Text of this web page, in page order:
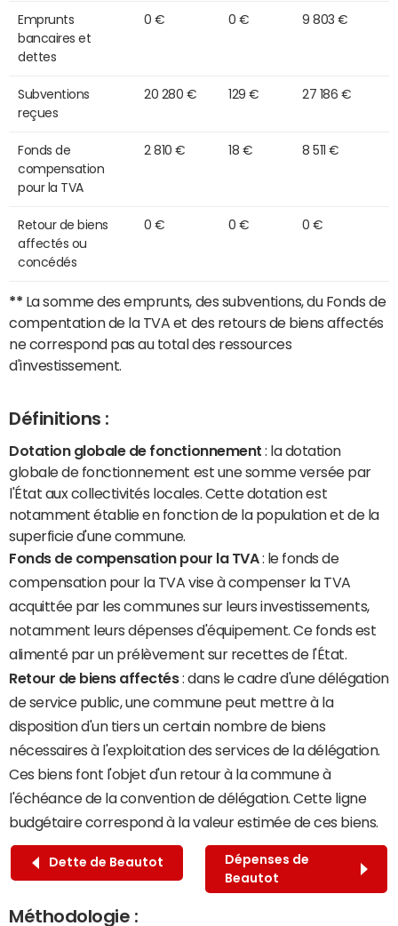
Emprunts
bancaires et
dettes
0 € 0 € 9 803 €
Subventions
reçues
20 280 € 129 € 27 186 €
Fonds de
compensation
pour la TVA
2 810 € 18 € 8 511 €
Retour de biens
affectés ou
concédés
0 € 0 € 0 €
** La somme des emprunts, des subventions, du Fonds de
compentation de la TVA et des retours de biens affectés
ne correspond pas au total des ressources
d'investissement.
Définitions :
Dotation globale de fonctionnement : la dotation
globale de fonctionnement est une somme versée par
l'État aux collectivités locales. Cette dotation est
notamment établie en fonction de la population et de la
superficie d'une commune.
Fonds de compensation pour la TVA: le fonds de
compensation pour la TVA vise à compenser la TVA
acquittée par les communes sur leurs investissements,
notamment leurs dépenses d'équipement. Ce fonds est
alimenté par un prélèvement sur recettes de l'État.
Retour de biens affectés: dans le cadre d'une délégation
de service public, une commune peut mettre à la
disposition d'un tiers un certain nombre de biens
nécessaires à l'exploitation des services de la délégation.
Ces biens font l'objet d'un retour à la commune à
l'échéance de la convention de délégation. Cette ligne
budgétaire correspond à la valeur estimée de ces biens.
Dette de Beautot
Dépenses de
Beautot
Méthodologie :